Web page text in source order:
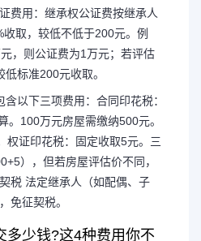
费用：继承权公证费按继承人
取，较低不低于200元。例
，则公证费为1万元；若评估
标准200元收取。
以下三项费用：合同印花税：
。100万元房屋需缴纳500元。
权证印花税：固定收取5元。三
），但若房屋评估价不同，
税 法定继承人（如配偶、子
免征契税。
多少钱?这4种费用你不